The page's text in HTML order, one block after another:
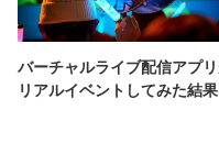
バーチャルライブ配信アプ
リアルイベントしてみた結